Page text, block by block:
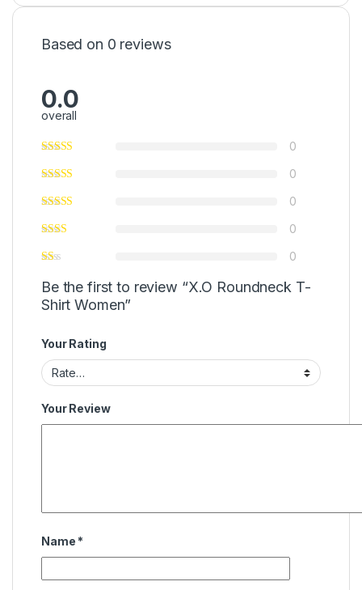
Based on 0 reviews
0.0
overall
0
0
0
0
0
Be the first to review “X.O Roundneck T-
Shirt Women”
Your Rating
Your Review
Name *